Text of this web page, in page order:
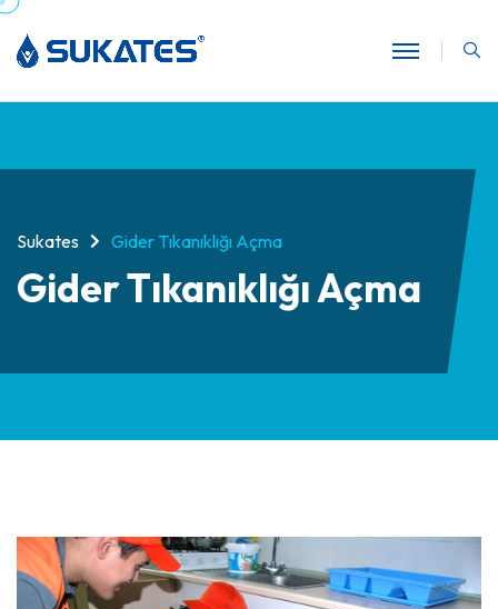
Sukates Gider Tıkanıklığı Açma
Gider Tıkanıklığı Açma